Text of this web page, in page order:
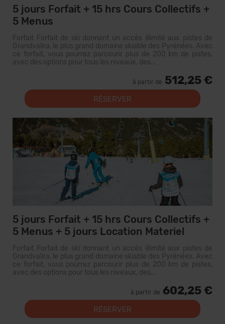
5 jours Forfait + 15 hrs Cours Collectifs +
5 Menus
Forfait Forfait de ski donnant un accès illimité aux pistes de
Grandvalira, le plus grand domaine skiable des Pyrénées. Avec
ce forfait, vous pourrez parcourir plus de 200 km de pistes,
avec des options pour tous les niveaux, des...
à partir de 512,25 €
RÉSERVER
5 jours Forfait + 15 hrs Cours Collectifs +
5 Menus + 5 jours Location Materiel
Forfait Forfait de ski donnant un accès illimité aux pistes de
Grandvalira, le plus grand domaine skiable des Pyrénées. Avec
ce forfait, vous pourrez parcourir plus de 200 km de pistes,
avec des options pour tous les niveaux, des...
à partir de 602,25 €
RÉSERVER